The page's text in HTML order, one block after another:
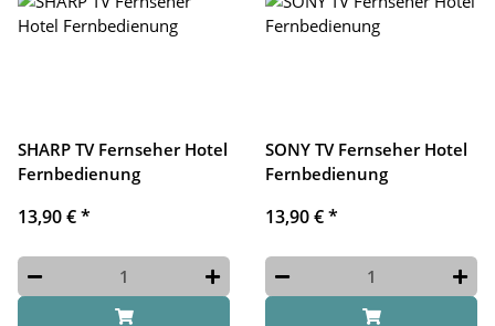
SHARP TV Fernseher Hotel
Fernbedienung
13,90 €*
SONY TV Fernseher Hotel
Fernbedienung
13,90 €*